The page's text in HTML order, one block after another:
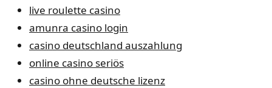
live roulette casino
amunra casino login
casino deutschland auszahlung
online casino seriös
casino ohne deutsche lizenz